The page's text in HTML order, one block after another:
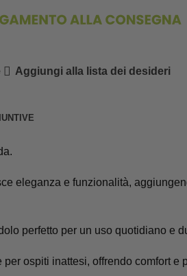
Aggiungi alla lista dei desideri
eleganza e funzionalità,
perfetto per un uso quotidiano e
ospiti inattesi, offrendo comfort e